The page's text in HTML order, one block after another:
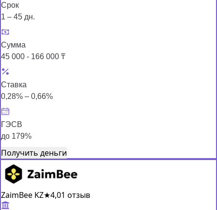
Срок
1 – 45 дн.
Сумма
45 000 - 166 000 ₸
Ставка
0,28% – 0,66%
ГЭСВ
до 179%
Получить деньги
ZaimBee KZ★4,01 отзыв